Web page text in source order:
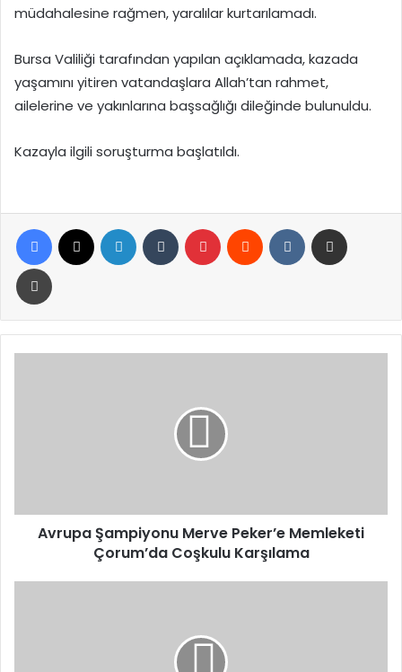
müdahalesine rağmen, yaralılar kurtarılamadı.
Bursa Valiliği tarafından yapılan açıklamada, kazada
yaşamını yitiren vatandaşlara Allah’tan rahmet,
ailelerine ve yakınlarına başsağlığı dileğinde bulunuldu.
Kazayla ilgili soruşturma başlatıldı.
Facebook LinkedIn Tumblr Pinterest Reddit VKontakte
Yazdır
Avrupa Şampiyonu Merve Peker’e Memleketi
Çorum’da Coşkulu Karşılama